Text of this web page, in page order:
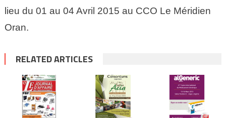
lieu du 01 au 04 Avril 2015 au CCO Le Méridien
Oran.
RELATED ARTICLES